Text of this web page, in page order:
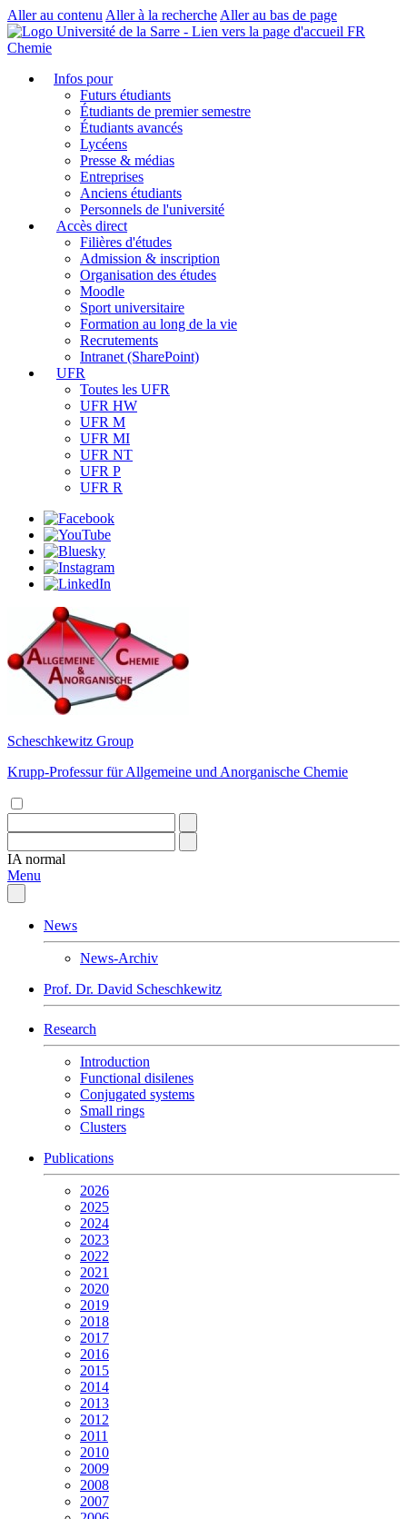
Aller au contenu Aller à la recherche Aller au bas de page
FR
Chemie
Infos pour
Futurs étudiants
Étudiants de premier semestre
Étudiants avancés
Lycéens
Presse & médias
Entreprises
Anciens étudiants
Personnels de l'université
Accès direct
Filières d'études
Admission & inscription
Organisation des études
Moodle
Sport universitaire
Formation au long de la vie
Recrutements
Intranet (SharePoint)
UFR
Toutes les UFR
UFR HW
UFR M
UFR MI
UFR NT
UFR P
UFR R
Scheschkewitz Group
Krupp-Professur für Allgemeine und Anorganische Chemie
IA normal
Menu
News
News-Archiv
Prof. Dr. David Scheschkewitz
Research
Introduction
Functional disilenes
Conjugated systems
Small rings
Clusters
Publications
2026
2025
2024
2023
2022
2021
2020
2019
2018
2017
2016
2015
2014
2013
2012
2011
2010
2009
2008
2007